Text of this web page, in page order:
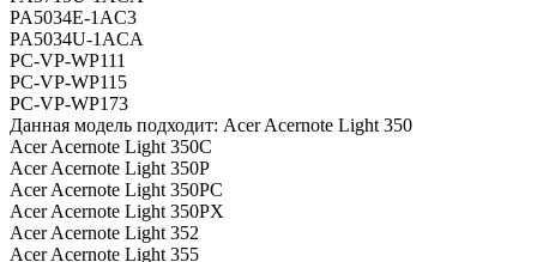
PA5034E-1AC3
PA5034U-1ACA
PC-VP-WP111
PC-VP-WP115
PC-VP-WP173
Данная модель подходит: Acer Acernote Light 350
Acer Acernote Light 350C
Acer Acernote Light 350P
Acer Acernote Light 350PC
Acer Acernote Light 350PX
Acer Acernote Light 352
Acer Acernote Light 355